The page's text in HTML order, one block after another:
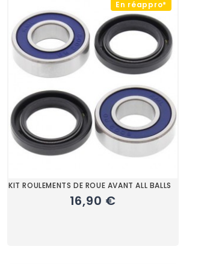
En réappro*
KIT ROULEMENTS DE ROUE AVANT ALL BALLS
16,90 €